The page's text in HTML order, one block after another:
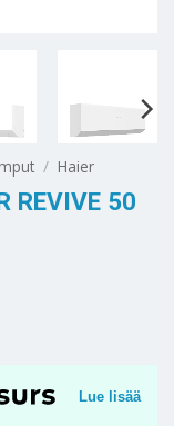
/ Haier
REVIVE 50
Lue lisää